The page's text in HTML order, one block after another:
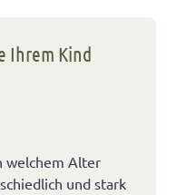
Ihrem Kind
welchem Alter
und stark